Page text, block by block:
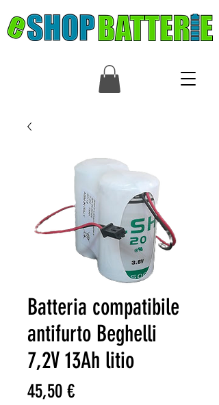
Batteria compatibile
antifurto Beghelli
7,2V 13Ah litio
45,50 €Prezzo